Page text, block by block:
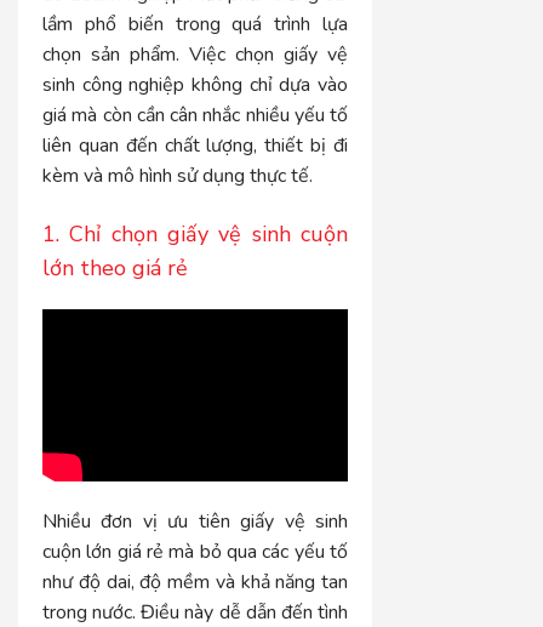
lầm phổ biến trong quá trình lựa
chọn sản phẩm. Việc chọn giấy vệ
sinh công nghiệp không chỉ dựa vào
giá mà còn cần cân nhắc nhiều yếu tố
liên quan đến chất lượng, thiết bị đi
kèm và mô hình sử dụng thực tế.
1. Chỉ chọn giấy vệ sinh cuộn
lớn theo giá rẻ
Nhiều đơn vị ưu tiên giấy vệ sinh
cuộn lớn giá rẻ mà bỏ qua các yếu tố
như độ dai, độ mềm và khả năng tan
trong nước. Điều này dễ dẫn đến tình